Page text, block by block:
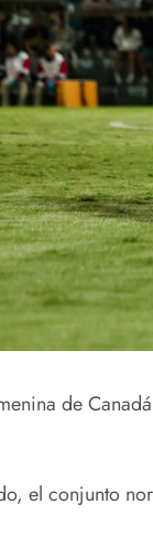
de
el conjunto